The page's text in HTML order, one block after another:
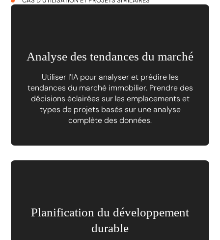
Analyse des tendances du marché
Utiliser l’IA pour analyser et prédire les
tendances du marché immobilier. Prendre des
décisions éclairées sur les emplacements et
types de projets basés sur une analyse
complète des données.
Planification du développement
durable